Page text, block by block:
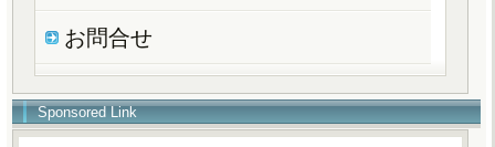
お問合せ
Sponsored Link